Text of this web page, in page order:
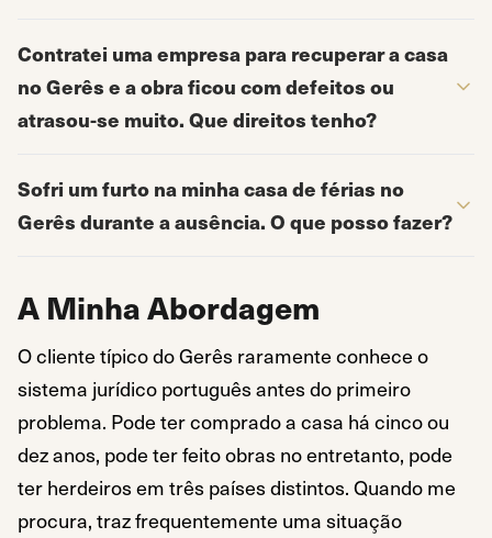
Contratei uma empresa para recuperar a casa
no Gerês e a obra ficou com defeitos ou
atrasou-se muito. Que direitos tenho?
Sofri um furto na minha casa de férias no
Gerês durante a ausência. O que posso fazer?
A Minha Abordagem
O cliente típico do Gerês raramente conhece o
sistema jurídico português antes do primeiro
problema. Pode ter comprado a casa há cinco ou
dez anos, pode ter feito obras no entretanto, pode
ter herdeiros em três países distintos. Quando me
procura, traz frequentemente uma situação